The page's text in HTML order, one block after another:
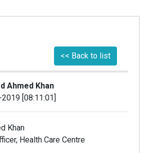
<< Back to list
Ahmed Khan
[08:11:01]
Khan
Health Care Centre